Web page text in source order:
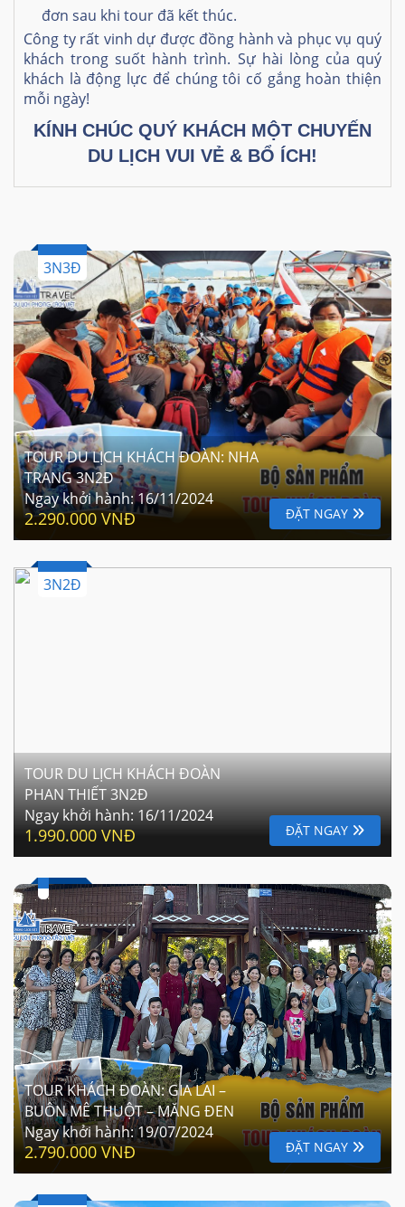
đơn sau khi tour đã kết thúc.
Công ty rất vinh dự được đồng hành và phục vụ quý
khách trong suốt hành trình. Sự hài lòng của quý
khách là động lực để chúng tôi cố gắng hoàn thiện
mỗi ngày!
KÍNH CHÚC QUÝ KHÁCH MỘT CHUYẾN
DU LỊCH VUI VẺ & BỔ ÍCH!
3N3Đ
TOUR DU LỊCH KHÁCH ĐOÀN: NHA
TRANG 3N2Đ
Ngay khởi hành:16/11/2024
2.290.000 VNĐ ĐẶT NGAY
3N2Đ
TOUR DU LỊCH KHÁCH ĐOÀN
PHAN THIẾT 3N2Đ
Ngay khởi hành:16/11/2024
1.990.000 VNĐ ĐẶT NGAY
TOUR KHÁCH ĐOÀN: GIA LAI –
BUÔN MÊ THUỘT – MĂNG ĐEN
Ngay khởi hành:19/07/2024
2.790.000 VNĐ ĐẶT NGAY